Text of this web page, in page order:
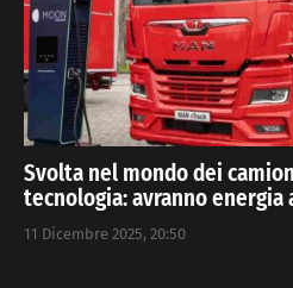
Svolta nel mondo dei
tecnologia: avranno
11 Dicembre 2025, 20:50